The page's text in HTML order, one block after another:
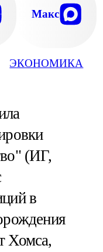
ЭКОНОМИКА
Макс
(ИГ,
в
Хомса,